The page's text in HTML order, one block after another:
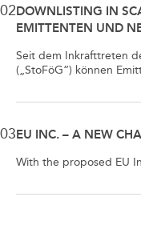
02DOWNLISTING IN
EMITTENTEN UND
Seit dem Inkrafttreten
(„StoFöG“) können
03EU INC. – A NEW
With the proposed EU